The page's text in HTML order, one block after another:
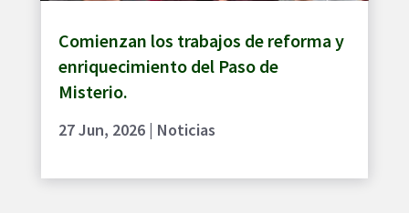
Comienzan los trabajos de reforma y
enriquecimiento del Paso de
Misterio.
27 Jun, 2026| Noticias